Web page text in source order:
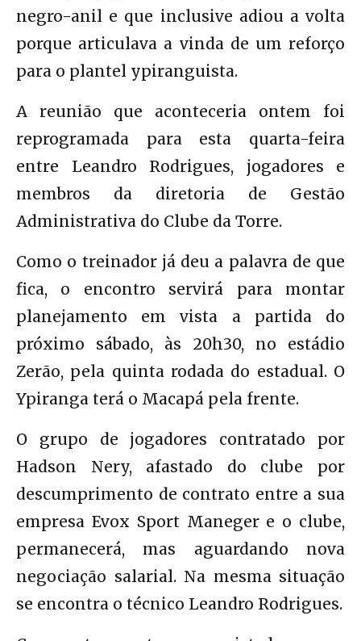
negro-anil e que inclusive adiou a volta
porque articulava a vinda de um reforço
para o plantel ypiranguista.
A reunião que aconteceria ontem foi
reprogramada para esta quarta-feira
entre Leandro Rodrigues, jogadores e
membros da diretoria de Gestão
Administrativa do Clube da Torre.
Como o treinador já deu a palavra de que
fica, o encontro servirá para montar
planejamento em vista a partida do
próximo sábado, às 20h30, no estádio
Zerão, pela quinta rodada do estadual. O
Ypiranga terá o Macapá pela frente.
O grupo de jogadores contratado por
Hadson Nery, afastado do clube por
descumprimento de contrato entre a sua
empresa Evox Sport Maneger e o clube,
permanecerá, mas aguardando nova
negociação salarial. Na mesma situação
se encontra o técnico Leandro Rodrigues.